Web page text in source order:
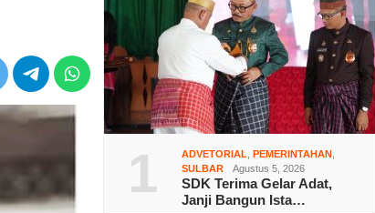
1 ADVETORIAL ,PEMERINTAHAN
SULBAR
Agustus 5, 2026
SDK Terima Gelar Adat,
Janji Bangun Ista…